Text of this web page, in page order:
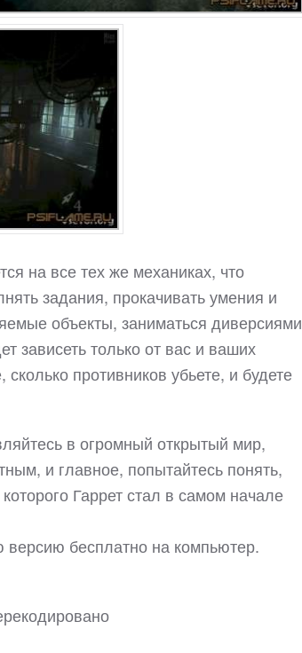
на все тех же механиках, что
задания, прокачивать умения и
объекты, заниматься диверсиями
зависеть только от вас и ваших
противников убьете, и будете
в огромный открытый мир,
и главное, попытайтесь понять,
Гаррет стал в самом начале
бесплатно на компьютер.